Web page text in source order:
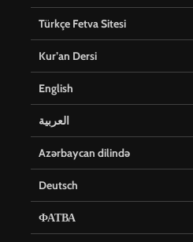
Türkçe Fetva Sitesi
Kur’an Dersi
English
العربية
Azərbaycan dilində
Deutsch
ФАТВА